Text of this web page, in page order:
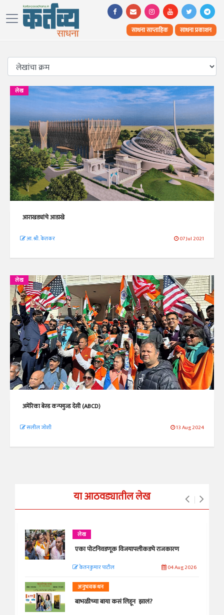
साधना साप्ताहिक साधना प्रकाशन
लेख
आराखड्यांचे आडाखे
आ. श्री. केतकर 07 Jul 2021
लेख
अमेरिका बेस्ड कन्फ्युज्ड देसी (ABCD)
सलील जोशी 13 Aug 2024
या आठवड्यातील लेख
लेख
एका पोटनिवडणूक विजयापलीकडचे राजकारण
केतनकुमार पाटील 04 Aug 2026
अनुभवकथन
बाभळीच्या बाया कसं लिहून झालं?